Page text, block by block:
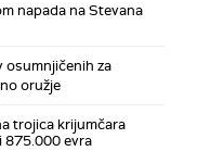
napada na Stevana
za
oružje
trojica krijumčara
875.000 evra